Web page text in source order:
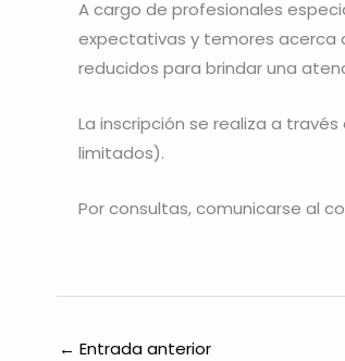
A cargo de profesionales
expectativas y temores acerca
reducidos para brindar una
La inscripción se realiza a
limitados).
Por consultas, comunicarse al
← Entrada anterior